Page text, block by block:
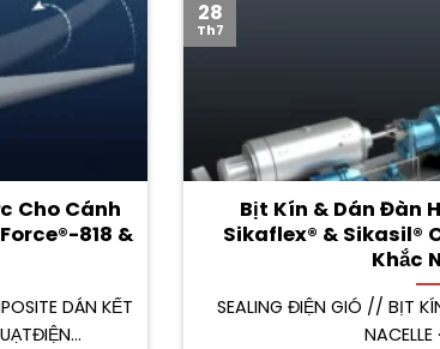
Cho Cánh
818 &
DÁN KẾT
Bịt Kín & Dán Đàn
Sikaflex® & Sikasil®
Khắc
SEALING ĐIỆN GIÓ // BỊT
NACELLE
28
Th7